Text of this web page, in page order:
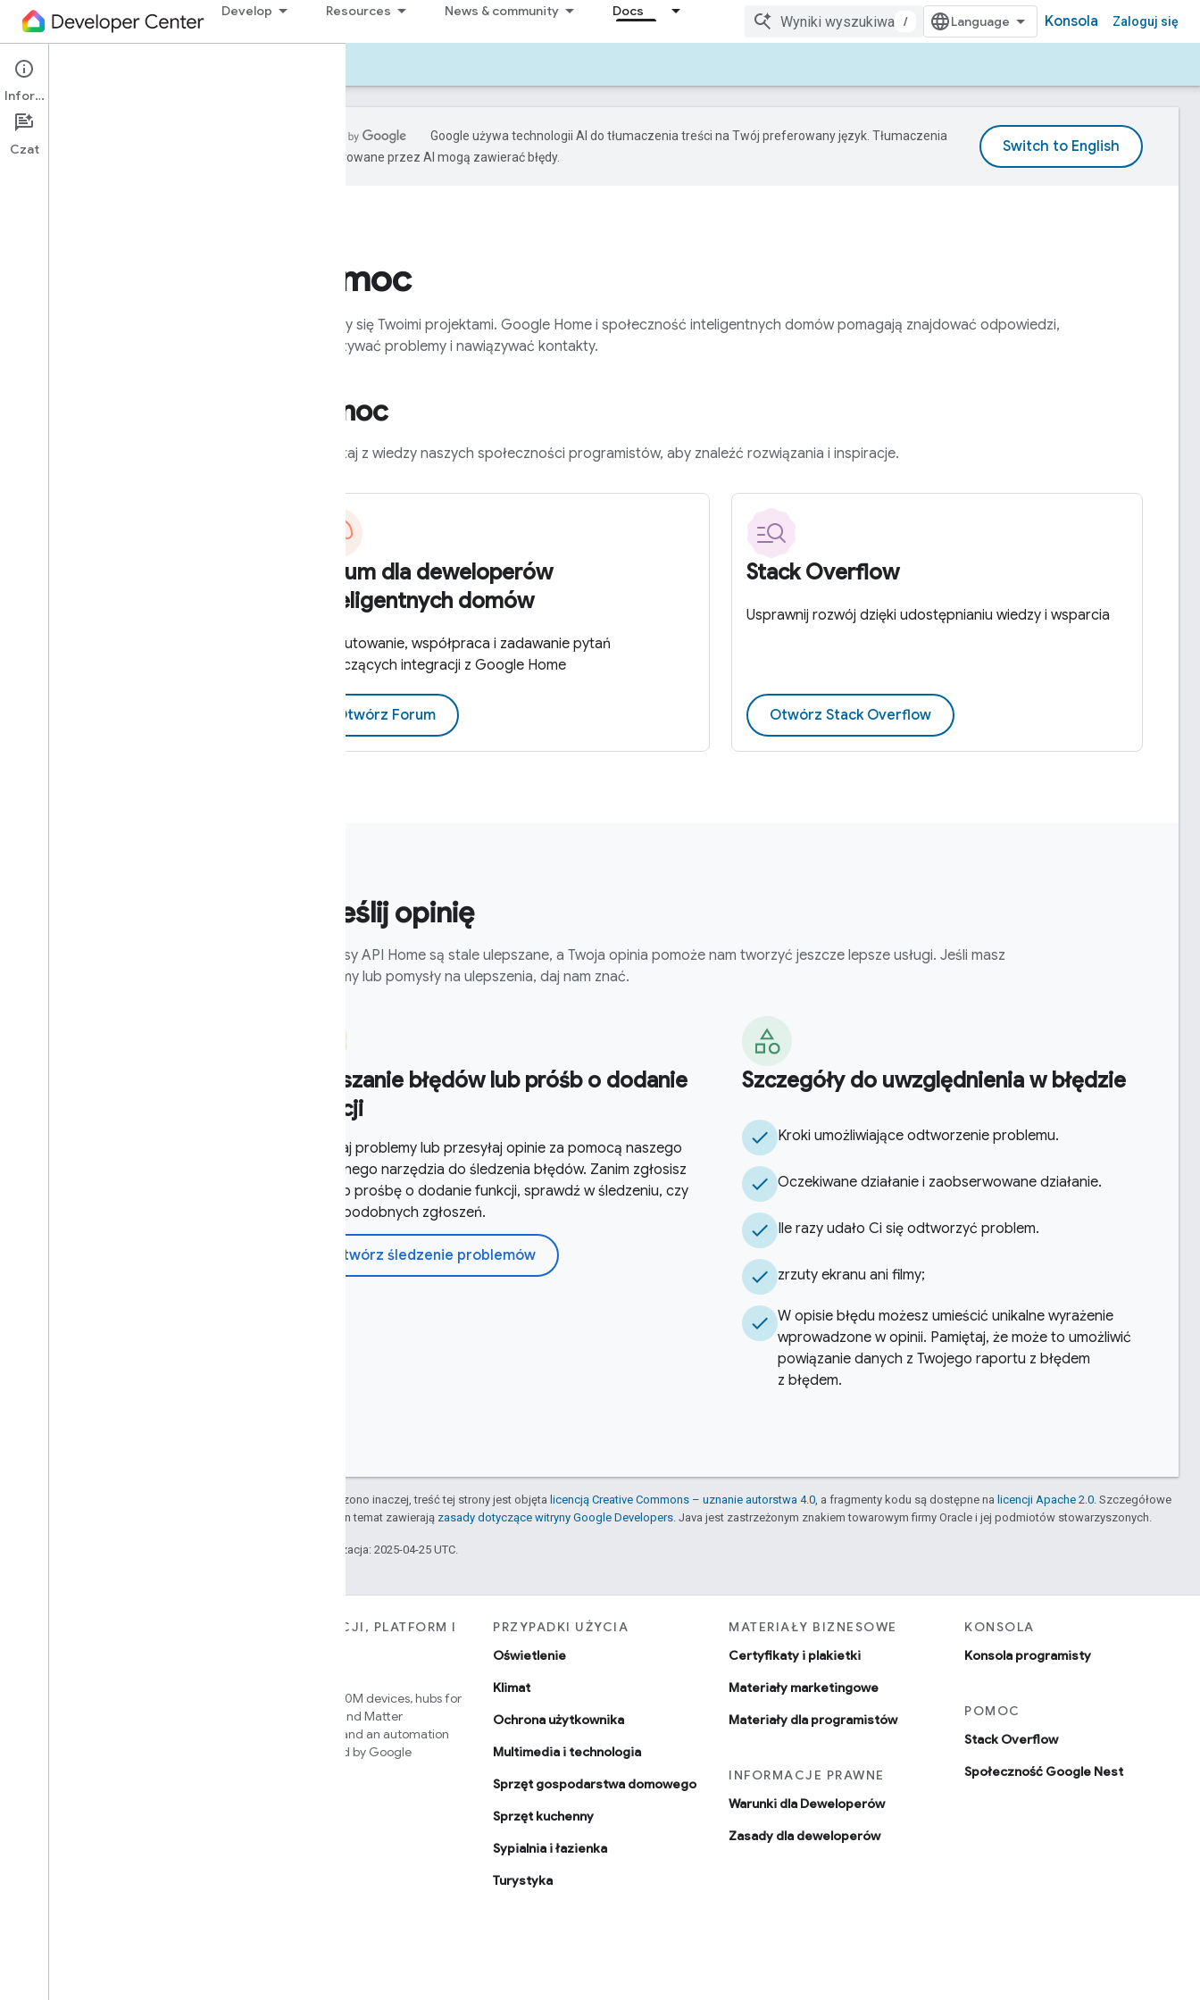
Develop Resources News & community Docs
/ Konsola Zaloguj się
Google używa technologii AI do tłumaczenia treści na Twój preferowany język. Tłumaczenia
wygenerowane przez AI mogą zawierać błędy.
Pomoc
Zajmijmy się Twoimi projektami. Google Home i społeczność inteligentnych domów pomagają znajdować odpowiedzi,
rozwiązywać problemy i nawiązywać kontakty.
Pomoc
Korzystaj z wiedzy naszych społeczności programistów, aby znaleźć rozwiązania i inspiracje.
Forum dla deweloperów
inteligentnych domów
Dyskutowanie, współpraca i zadawanie pytań
dotyczących integracji z Google Home
Otwórz Forum
Stack Overflow
Usprawnij rozwój dzięki udostępnianiu wiedzy i wsparcia
Otwórz Stack Overflow
Prześlij opinię
Interfejsy API Home są stale ulepszane, a Twoja opinia pomoże nam tworzyć jeszcze lepsze usługi. Jeśli masz
problemy lub pomysły na ulepszenia, daj nam znać.
Zgłaszanie błędów lub próśb o dodanie
funkcji
Zgłaszaj problemy lub przesyłaj opinie za pomocą naszego
publicznego narzędzia do śledzenia błędów. Zanim zgłosisz
błąd lub prośbę o dodanie funkcji, sprawdź w śledzeniu, czy
nie ma podobnych zgłoszeń.
Otwórz śledzenie problemów
Szczegóły do uwzględnienia w błędzie
check Kroki umożliwiające odtworzenie problemu.
check Oczekiwane działanie i zaobserwowane działanie.
check Ile razy udało Ci się odtworzyć problem.
check zrzuty ekranu ani filmy;
check W opisie błędu możesz umieścić unikalne wyrażenie
wprowadzone w opinii. Pamiętaj, że może to umożliwić
powiązanie danych z Twojego raportu z błędem
z błędem.
O ile nie stwierdzono inaczej, treść tej strony jest objęta licencją Creative Commons – uznanie autorstwa 4.0, a fragmenty kodu są dostępne na licencji Apache 2.0. Szczegółowe
informacje na ten temat zawierają zasady dotyczące witryny Google Developers. Java jest zastrzeżonym znakiem towarowym firmy Oracle i jej podmiotów stowarzyszonych.
Ostatnia aktualizacja: 2025-04-25 UTC.
DLA APLIKACJI, PLATFORM I
Access over 600M devices, hubs for
Google Home and Matter
infrastructure, and an automation
engine powered by Google
PRZYPADKI UŻYCIA
Oświetlenie
Klimat
Ochrona użytkownika
Multimedia i technologia
Sprzęt gospodarstwa domowego
Sprzęt kuchenny
Sypialnia i łazienka
Turystyka
MATERIAŁY BIZNESOWE
Certyfikaty i plakietki
Materiały marketingowe
Materiały dla programistów
INFORMACJE PRAWNE
Warunki dla Deweloperów
Zasady dla deweloperów
KONSOLA
Konsola programisty
POMOC
Stack Overflow
Społeczność Google Nest
Informacje
Czat